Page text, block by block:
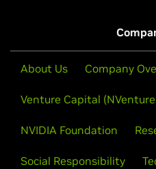
About Us Company
Venture Capital
NVIDIA Foundation
Social Responsibility